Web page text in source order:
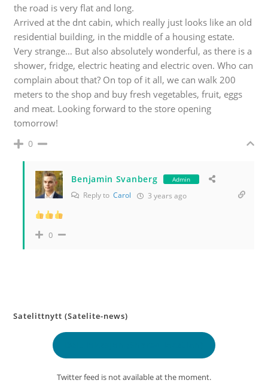
the road is very flat and long.
Arrived at the dnt cabin, which really just looks like an old
residential building, in the middle of a housing estate.
Very strange… But also absolutely wonderful, as there is a
shower, fridge, electric heating and electric oven. Who can
complain about that? On top of it all, we can walk 200
meters to the shop and buy fresh vegetables, fruit, eggs
and meat. Looking forward to the store opening
tomorrow!
0
Benjamin Svanberg Admin
Reply toCarol 3 years ago
0
Satelittnytt (Satelite-news)
Twitter feed is not available at the moment.